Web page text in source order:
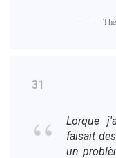
31
Lorque
faisait
un